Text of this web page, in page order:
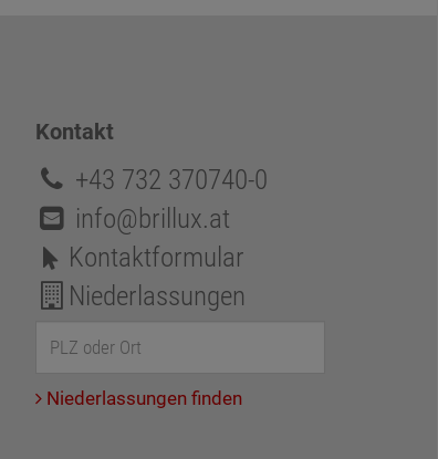
Kontakt
+43 732 370740-0
info@brillux.at
Kontaktformular
Niederlassungen
Niederlassungen finden